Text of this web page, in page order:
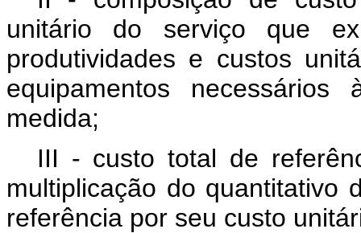
unitário do serviço que
produtividades e custos
equipamentos
medida;
III - custo total de
multiplicação do quantitativo
referência por seu custo